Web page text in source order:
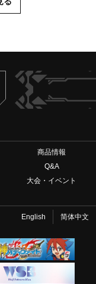
ヴァンガードch
商品情報
Q&A
大会・イベント
English 简体中文